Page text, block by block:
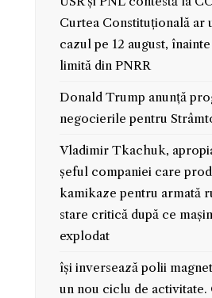
Curtea Constituțională ar
cazul pe 12 august,
limită din PNRR
Donald Trump anunță
negocierile pentru
Vladimir Tkachuk,
șeful companiei care
kamikaze pentru armată
stare critică după ce
explodat
își inversează polii
un nou ciclu de activitate.